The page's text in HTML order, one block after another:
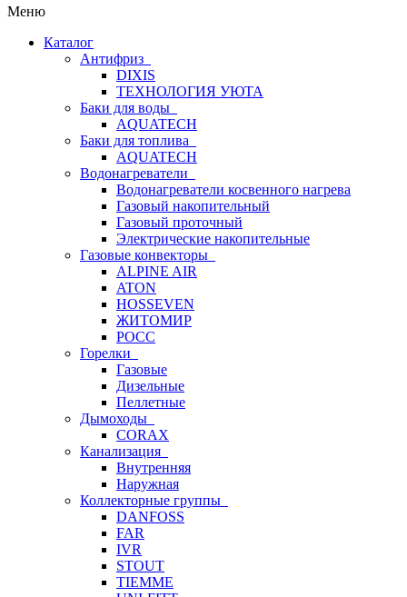
Меню
Каталог
Антифриз
DIXIS
ТЕХНОЛОГИЯ УЮТА
Баки для воды
AQUATECH
Баки для топлива
AQUATECH
Водонагреватели
Водонагреватели косвенного нагрева
Газовый накопительный
Газовый проточный
Электрические накопительные
Газовые конвекторы
ALPINE AIR
ATON
HOSSEVEN
ЖИТОМИР
РОСС
Горелки
Газовые
Дизельные
Пеллетные
Дымоходы
CORAX
Канализация
Внутренняя
Наружная
Коллекторные группы
DANFOSS
FAR
IVR
STOUT
TIEMME